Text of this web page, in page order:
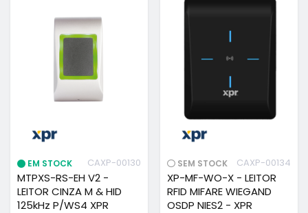
EM STOCK CAXP-00130
MTPXS-RS-EH V2 -
LEITOR CINZA M & HID
125kHz P/WS4 XPR
SEM STOCK CAXP-00134
XP-MF-WO-X - LEITOR
RFID MIFARE WIEGAND
OSDP NIES2 - XPR